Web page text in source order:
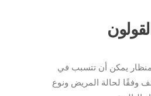
يمكن أن تتسبب في
وفقًا لحالة المريض ونوع